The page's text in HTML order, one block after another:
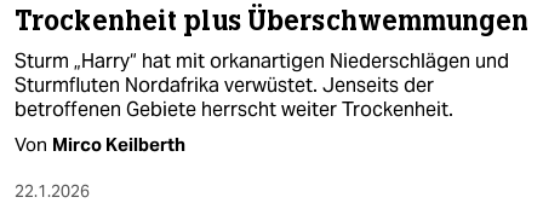
Trockenheit plus Überschwemmungen
Sturm „Harry“ hat mit orkanartigen Niederschlägen und
Sturmfluten Nordafrika verwüstet. Jenseits der
betroffenen Gebiete herrscht weiter Trockenheit.
Von Mirco Keilberth
22.1.2026